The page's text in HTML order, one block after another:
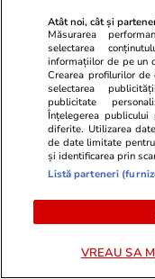
Ciprian Ciucu a
Chișinăului știa
Adrian Veștea va
premier și că i-a
mesaj pe telefon
PARTENERI
Atât noi, cât și
Măsurarea
selectarea
informațiilor de pe un
Crearea profilurilor
selectarea
publicitate
Înțelegerea
diferite. Utilizarea
de date limitate
și identificarea prin
Listă parteneri
VREAU SA